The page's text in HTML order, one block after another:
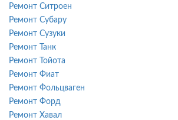
Ремонт Ситроен
Ремонт Субару
Ремонт Сузуки
Ремонт Танк
Ремонт Тойота
Ремонт Фиат
Ремонт Фольцваген
Ремонт Форд
Ремонт Хавал